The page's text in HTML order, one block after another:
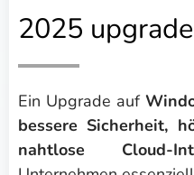
2025
Ein Upgrade auf
bessere Sicherheit,
nahtlose Cloud-